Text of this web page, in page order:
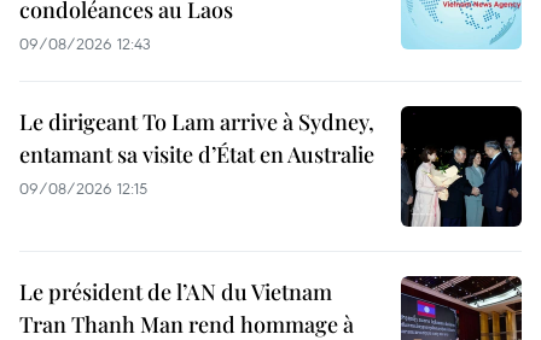
condoléances au Laos
09/08/2026 12:43
Le dirigeant To Lam arrive à Sydney,
entamant sa visite d’État en Australie
09/08/2026 12:15
Le président de l’AN du Vietnam
Tran Thanh Man rend hommage à